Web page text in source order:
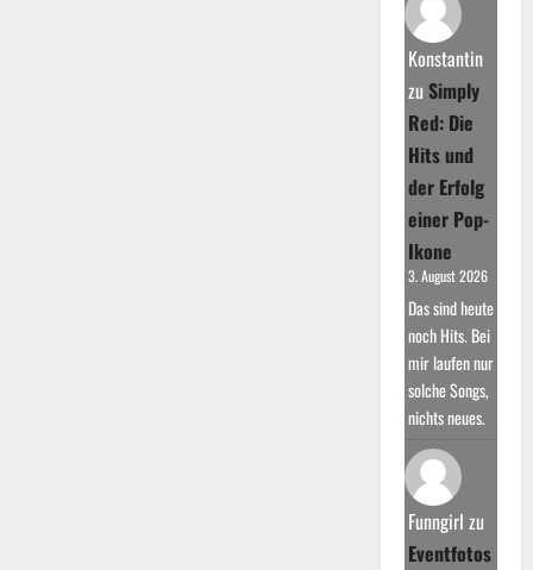
Konstantin
zu Simply
Red: Die
Hits und
der Erfolg
einer Pop-
Ikone
3. August 2026
Das sind heute
noch Hits. Bei
mir laufen nur
solche Songs,
nichts neues.
Funngirl zu
Eventfotos